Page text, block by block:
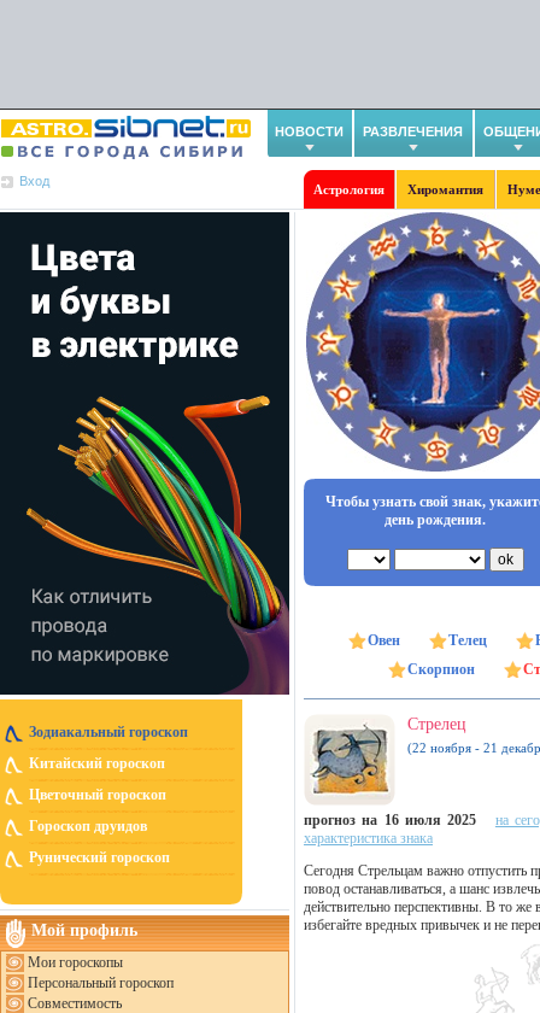
НОВОСТИ РАЗВЛЕЧЕНИЯ
Вход
Астрология Хиромантия
Зодиакальный гороскоп
Китайский гороскоп
Цветочный гороскоп
Гороскоп друидов
Рунический гороскоп
Мой профиль
Мои гороскопы
Персональный гороскоп
Совместимость
Чтобы узнать свой знак,
день рождения.
Овен Телец
Скорпион
Стрелец
(22 ноября - 21
прогноз на 16 июля 2025
на
характеристика знака
Сегодня Стрельцам важно отпустить
повод останавливаться, а шанс
действительно перспективны. В то
избегайте вредных привычек и не